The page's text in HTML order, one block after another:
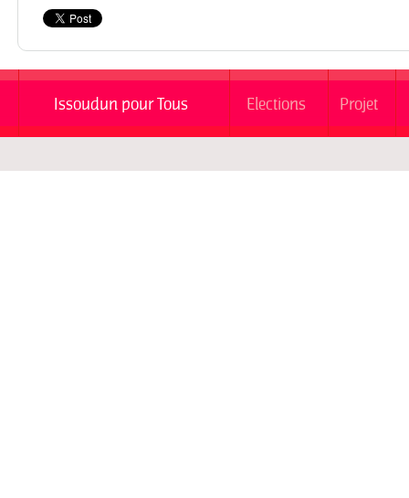
Issoudun pour Tous Elections Projet